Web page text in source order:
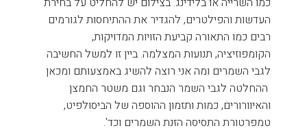
העדשות והפילטרים, להגדיר את ההתיחסות לגורמים
רבים כמו התאורה קביעת הזויות המדויקות,
הקומפוזיציה, תנועות המצלמה. ביין זו למשל החשיבה
לגבי השמרים ומה אני רוצה להשיג באמצעותם ומכאן
ההחלטה לגבי השמר הנבחר וגם משטר החמצן
והאיוורורים, כמות ותזמון ההוספה של הביסולפיט,
טמפרטורת התסיסה הזנת השמרים וכד'.